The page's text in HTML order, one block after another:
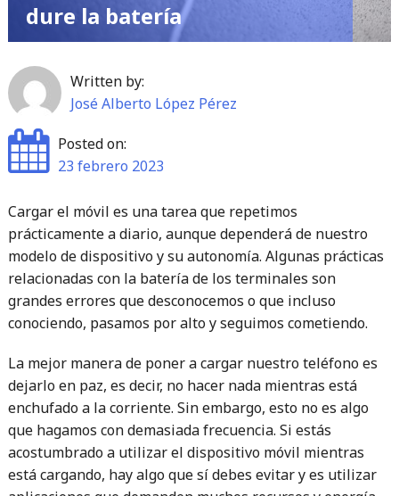
dure la batería
Written by:
José Alberto López Pérez
Posted on:
23 febrero 2023
Cargar el móvil es una tarea que repetimos
prácticamente a diario, aunque dependerá de nuestro
modelo de dispositivo y su autonomía. Algunas prácticas
relacionadas con la batería de los terminales son
grandes errores que desconocemos o que incluso
conociendo, pasamos por alto y seguimos cometiendo.
La mejor manera de poner a cargar nuestro teléfono es
dejarlo en paz, es decir, no hacer nada mientras está
enchufado a la corriente. Sin embargo, esto no es algo
que hagamos con demasiada frecuencia. Si estás
acostumbrado a utilizar el dispositivo móvil mientras
está cargando, hay algo que sí debes evitar y es utilizar